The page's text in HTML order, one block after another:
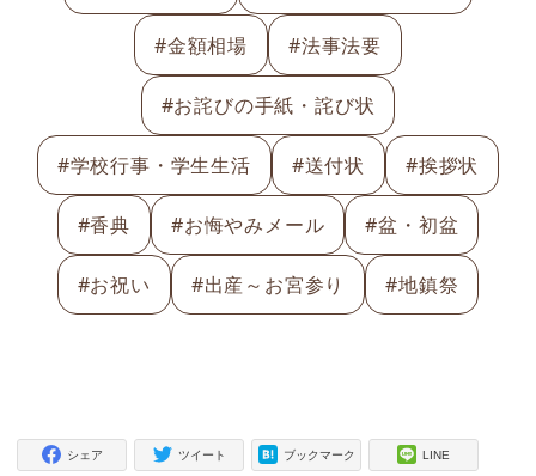
#金額相場 #法事法要
#お詫びの手紙・詫び状
#学校行事・学生生活 #送付状 #挨拶状
#香典 #お悔やみメール #盆・初盆
#お祝い #出産～お宮参り #地鎮祭
シェア ツイート ブックマーク LINE